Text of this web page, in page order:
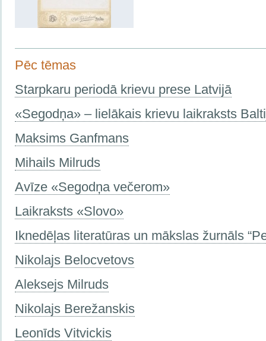
Pēc tēmas
Starpkaru periodā krievu prese Latvijā
«Segodņa» – lielākais krievu laikraksts
Maksims Ganfmans
Mihails Milruds
Avīze «Segodņa večerom»
Laikraksts «Slovo»
Iknedēļas literatūras un mākslas žurnāls
Nikolajs Belocvetovs
Aleksejs Milruds
Nikolajs Berežanskis
Leonīds Vitvickis